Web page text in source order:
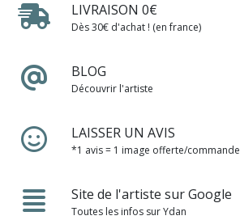
LIVRAISON 0€
Dès 30€ d'achat ! (en france)
BLOG
Découvrir l'artiste
LAISSER UN AVIS
*1 avis = 1 image offerte/commande
Site de l'artiste sur Google
Toutes les infos sur Ydan